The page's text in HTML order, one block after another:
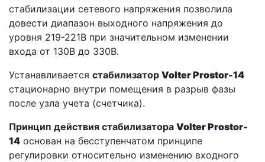
стабилизации сетевого напряжения позволила
довести диапазон выходного напряжения до
уровня 219-221В при значительном изменении
входа от 130В до 330В.
Устанавливается стабилизатор Volter Prostor-14
стационарно внутри помещения в разрыв фазы
после узла учета (счетчика).
Принцип действия стабилизатора Volter Prostor-
14 основан на бесступенчатом принципе
регулировки относительно изменению входного